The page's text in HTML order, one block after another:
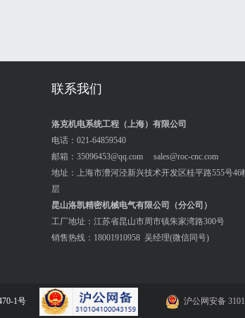
联系我们
洛克机电系统工程（上海）有限公司
电话：021-64859540
邮箱：35096453@qq.com sales@roc-cnc.com
地址：上海市漕河泾新兴技术开发区桂平路555号46
层
昆山洛凯精密机械电气有限公司（分公司）
工厂地址：江苏省昆山市周市镇朱家湾路300号
销售热线：18001910958 吴经理(微信同号)
1号 沪公网安备